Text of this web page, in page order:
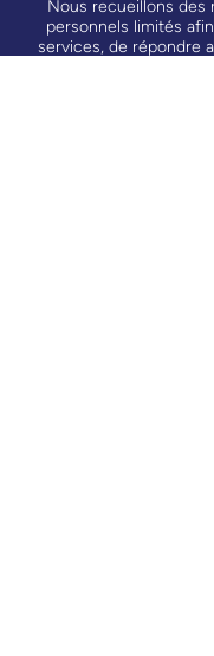
Nous recueillons des
personnels limités
services, de répondre